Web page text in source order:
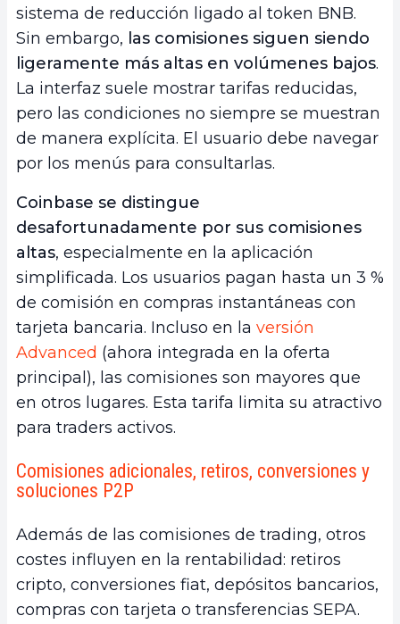
sistema de reducción ligado al token BNB.
Sin embargo, las comisiones siguen siendo
ligeramente más altas en volúmenes bajos.
La interfaz suele mostrar tarifas reducidas,
pero las condiciones no siempre se muestran
de manera explícita. El usuario debe navegar
por los menús para consultarlas.
Coinbase se distingue
desafortunadamente por sus comisiones
altas, especialmente en la aplicación
simplificada. Los usuarios pagan hasta un 3 %
de comisión en compras instantáneas con
tarjeta bancaria. Incluso en la versión
Advanced (ahora integrada en la oferta
principal), las comisiones son mayores que
en otros lugares. Esta tarifa limita su atractivo
para traders activos.
Comisiones adicionales, retiros, conversiones y
soluciones P2P
Además de las comisiones de trading, otros
costes influyen en la rentabilidad: retiros
cripto, conversiones fiat, depósitos bancarios,
compras con tarjeta o transferencias SEPA.